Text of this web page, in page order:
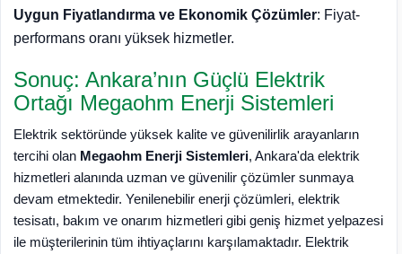
Uygun Fiyatlandırma ve Ekonomik Çözümler: Fiyat-
performans oranı yüksek hizmetler.
Sonuç: Ankara’nın Güçlü Elektrik
Ortağı Megaohm Enerji Sistemleri
Elektrik sektöründe yüksek kalite ve güvenilirlik arayanların
tercihi olan Megaohm Enerji Sistemleri, Ankara'da elektrik
hizmetleri alanında uzman ve güvenilir çözümler sunmaya
devam etmektedir. Yenilenebilir enerji çözümleri, elektrik
tesisatı, bakım ve onarım hizmetleri gibi geniş hizmet yelpazesi
ile müşterilerinin tüm ihtiyaçlarını karşılamaktadır. Elektrik